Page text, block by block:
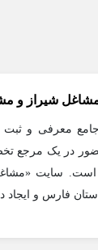
شیراز و
جامع معرفی و
در یک مرجع
است. سایت
فارس و